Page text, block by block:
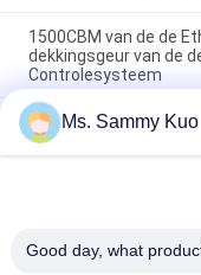
1500CBM van de de
dekkingsgeur van de
Controlesysteem
High-end van de
etherische
zwarte metaal
De Black metalmuur
Ms. Sammy Kuo
Good day, what